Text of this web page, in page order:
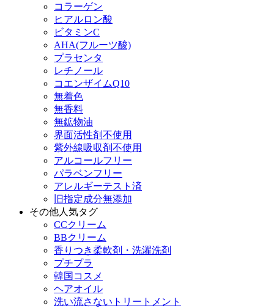
コラーゲン
ヒアルロン酸
ビタミンC
AHA(フルーツ酸)
プラセンタ
レチノール
コエンザイムQ10
無着色
無香料
無鉱物油
界面活性剤不使用
紫外線吸収剤不使用
アルコールフリー
パラベンフリー
アレルギーテスト済
旧指定成分無添加
その他人気タグ
CCクリーム
BBクリーム
香りつき柔軟剤・洗濯洗剤
プチプラ
韓国コスメ
ヘアオイル
洗い流さないトリートメント